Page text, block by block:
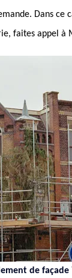
Dans ce
faites appel à
de façade 74